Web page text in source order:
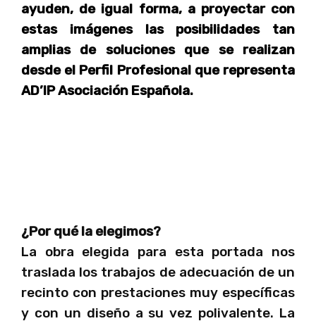
ayuden, de igual forma, a proyectar con
estas imágenes las posibilidades tan
amplias de soluciones que se realizan
desde el Perfil Profesional que representa
AD’IP Asociación Española.
¿Por qué la elegimos?
La obra elegida para esta portada nos
traslada los trabajos de adecuación de un
recinto con prestaciones muy específicas
y con un diseño a su vez polivalente. La